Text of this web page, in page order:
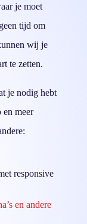
je moet
tijd om
wij je
te zetten.
je nodig hebt
en meer
responsive
en andere